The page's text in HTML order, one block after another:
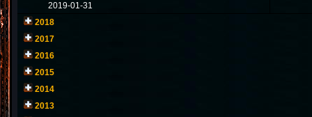
2019-01-31
2018
2017
2016
2015
2014
2013